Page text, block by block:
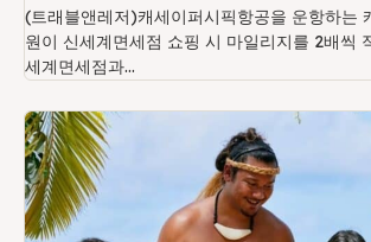
(트래블앤레저)캐세이퍼시픽항공을 운항하는
원이 신세계면세점 쇼핑 시 마일리지를 2배씩
세계면세점과...